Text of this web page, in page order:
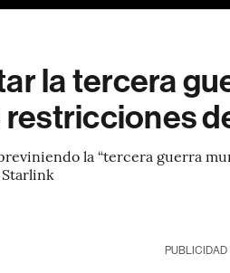
la tercera
restricciones
la “tercera guerra
PUBLICIDAD